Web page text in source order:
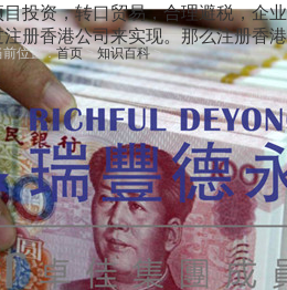
前位置：首页>知识百科>
投资，转口贸易，合理避税，企业
册香港公司来实现。那么注册香港